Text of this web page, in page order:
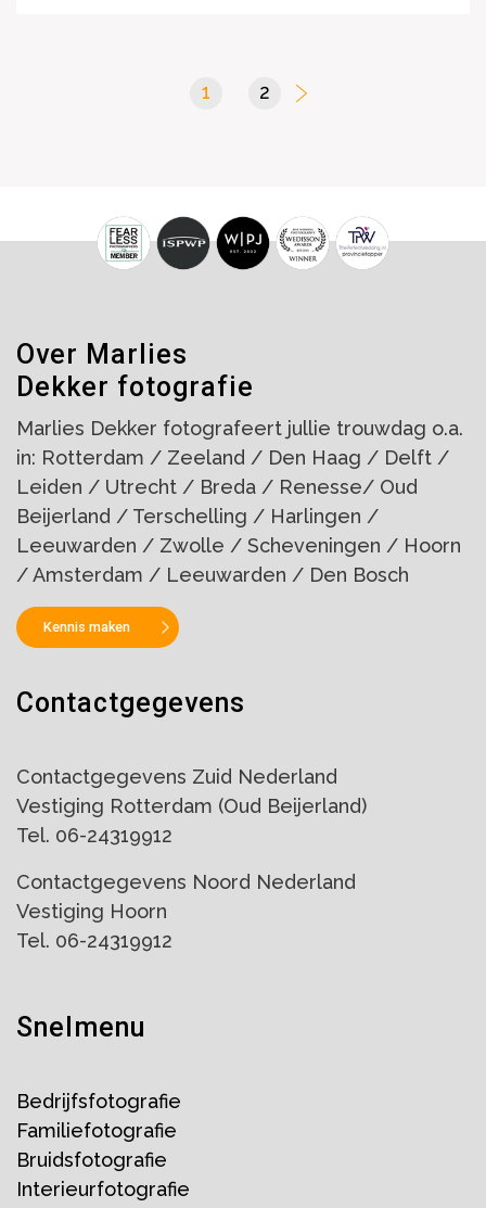
1 (current)
2
Over Marlies
Dekker fotografie
Marlies Dekker fotografeert jullie trouwdag o.a.
in: Rotterdam / Zeeland / Den Haag / Delft /
Leiden / Utrecht / Breda / Renesse/ Oud
Beijerland / Terschelling / Harlingen /
Leeuwarden / Zwolle / Scheveningen / Hoorn
/ Amsterdam / Leeuwarden / Den Bosch
Kennis maken
Contactgegevens
Contactgegevens Zuid Nederland
Vestiging Rotterdam (Oud Beijerland)
Tel. 06-24319912
Contactgegevens Noord Nederland
Vestiging Hoorn
Tel. 06-24319912
Snelmenu
Bedrijfsfotografie
Familiefotografie
Bruidsfotografie
Interieurfotografie